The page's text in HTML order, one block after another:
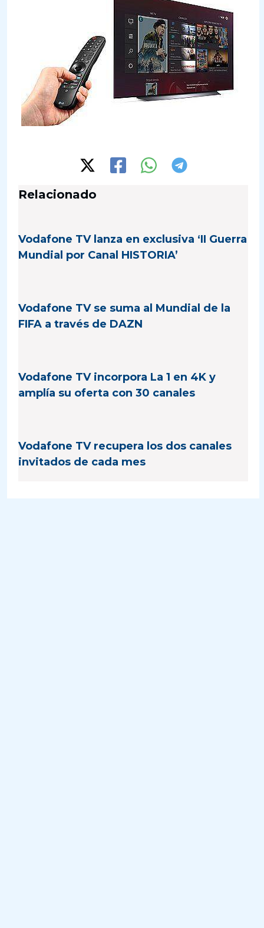
Relacionado
Vodafone TV lanza en exclusiva ‘II Guerra
Mundial por Canal HISTORIA’
Vodafone TV se suma al Mundial de la
FIFA a través de DAZN
Vodafone TV incorpora La 1 en 4K y
amplía su oferta con 30 canales
Vodafone TV recupera los dos canales
invitados de cada mes